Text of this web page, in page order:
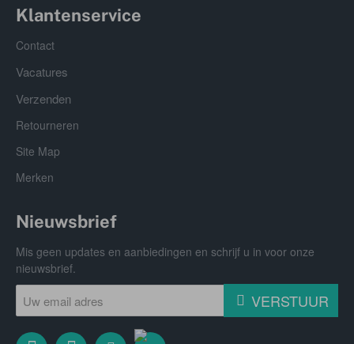
Klantenservice
Contact
Vacatures
Verzenden
Retourneren
Site Map
Merken
Nieuwsbrief
Mis geen updates en aanbiedingen en schrijf u in voor onze
nieuwsbrief.
Uw
email
adres
VERSTUUR